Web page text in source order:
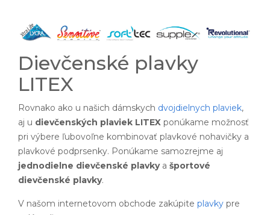
Dievčenské plavky
LITEX
Rovnako ako u našich dámskych dvojdielnych plaviek,
aj u dievčenských plaviek LITEX ponúkame možnosť
pri výbere ľubovoľne kombinovať plavkové nohavičky a
plavkové podprsenky. Ponúkame samozrejme aj
jednodielne dievčenské plavkya športové
dievčenské plavky.
V našom internetovom obchode zakúpite plavky pre